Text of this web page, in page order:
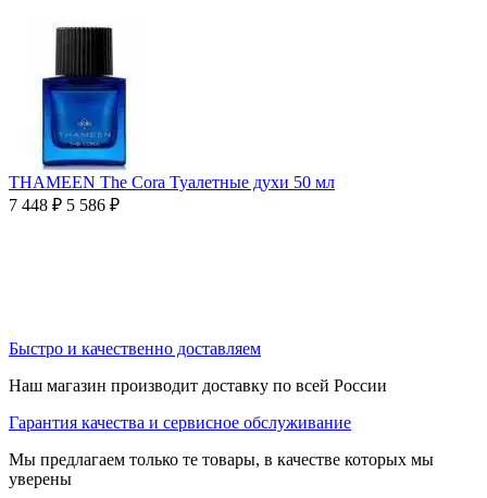
THAMEEN The Cora Туалетные духи 50 мл
7 448 ₽ 5 586 ₽
Быстро и качественно доставляем
Наш магазин производит доставку по всей России
Гарантия качества и сервисное обслуживание
Мы предлагаем только те товары, в качестве которых мы
уверены